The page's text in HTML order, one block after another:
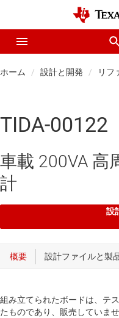
ホーム 設計と開発 リフ
TIDA-00122
車載 200VA 高
計
設
組み立てられたボードは、テ
たものであり、販売していませ